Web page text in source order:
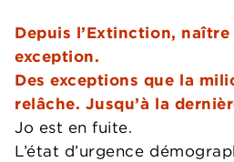
Depuis l’Extinction,
exception.
Des exceptions que la
relâche. Jusqu’à la
Jo est en fuite.
L’état d’urgence